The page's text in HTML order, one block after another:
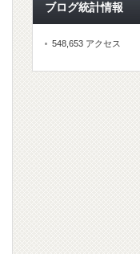
ブログ統計情報
548,653 アクセス